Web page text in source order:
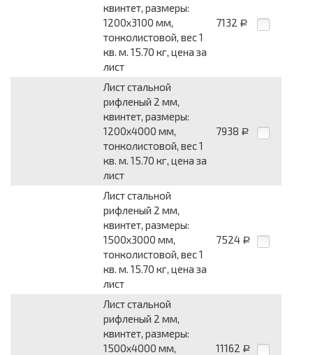
квинтет, размеры:
1200x3100 мм,
тонколистовой, вес 1
кв. м. 15.70 кг, цена за
лист
7132 Р
Лист стальной
рифленый 2 мм,
квинтет, размеры:
1200x4000 мм,
тонколистовой, вес 1
кв. м. 15.70 кг, цена за
лист
7938 Р
Лист стальной
рифленый 2 мм,
квинтет, размеры:
1500x3000 мм,
тонколистовой, вес 1
кв. м. 15.70 кг, цена за
лист
7524 Р
Лист стальной
рифленый 2 мм,
квинтет, размеры:
1500x4000 мм,
11162 Р